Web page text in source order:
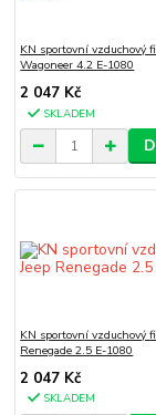
KN sportovní vzduchový
Wagoneer 4.2 E-1080
2 047 Kč
SKLADEM
KN sportovní vzduchový
Renegade 2.5 E-1080
2 047 Kč
SKLADEM